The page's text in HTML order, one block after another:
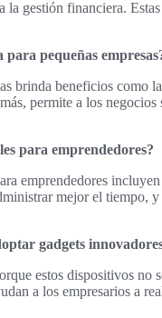
gestión financiera. Estas
pequeñas
brinda beneficios como
permite a los
para emprendedores?
emprendedores
mejor el tiempo,
gadgets
estos dispositivos
a los empresarios a